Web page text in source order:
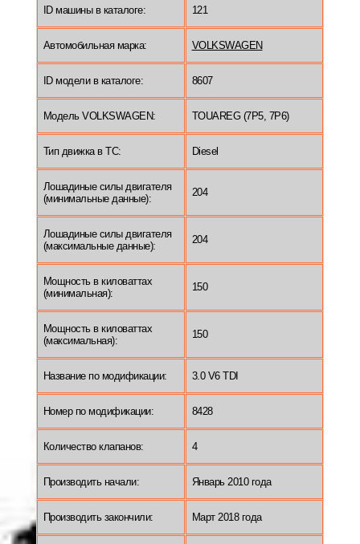
ID машины в каталоге: 121
Автомобильная марка: VOLKSWAGEN
ID модели в каталоге: 8607
Модель VOLKSWAGEN: TOUAREG (7P5, 7P6)
Тип движка в ТС: Diesel
Лошадиные силы двигателя
(минимальные данные):
204
Лошадиные силы двигателя
(максимальные данные):
204
Мощность в киловаттах
(минимальная):
150
Мощность в киловаттах
(максимальная):
150
Название по модификации: 3.0 V6 TDI
Номер по модификации: 8428
Количество клапанов: 4
Производить начали: Январь 2010 года
Производить закончили: Март 2018 года